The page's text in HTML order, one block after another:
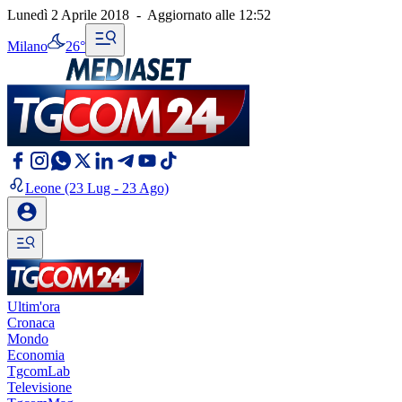
Lunedì 2 Aprile 2018 - Aggiornato alle 12:52
Milano 26°
Leone (23 Lug - 23 Ago)
Ultim'ora
Cronaca
Mondo
Economia
TgcomLab
Televisione